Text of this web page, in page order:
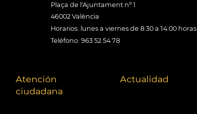
Plaça de l'Ajuntament nº 1
46002 València
Horarios: lunes a viernes de 8:30 a 14:00 horas
Teléfono: 963 52 54 78
Atención
ciudadana
Actualidad